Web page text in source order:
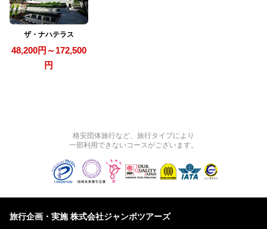
ザ・ナハテラス
48,200円～172,500
円
格安団体旅行など、旅行タイプにより
一部利用できないコースがございます。
旅行企画・実施 株式会社ジャンボツアーズ